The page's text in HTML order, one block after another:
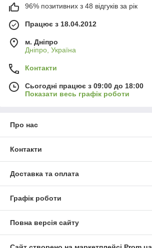
96% позитивних з 48 відгуків за рік
Працює з 18.04.2012
м. Дніпро
Дніпро, Україна
Контакти
Сьогодні працює з 09:00 до 18:00
Показати весь графік роботи
Про нас
Контакти
Доставка та оплата
Графік роботи
Повна версія сайту